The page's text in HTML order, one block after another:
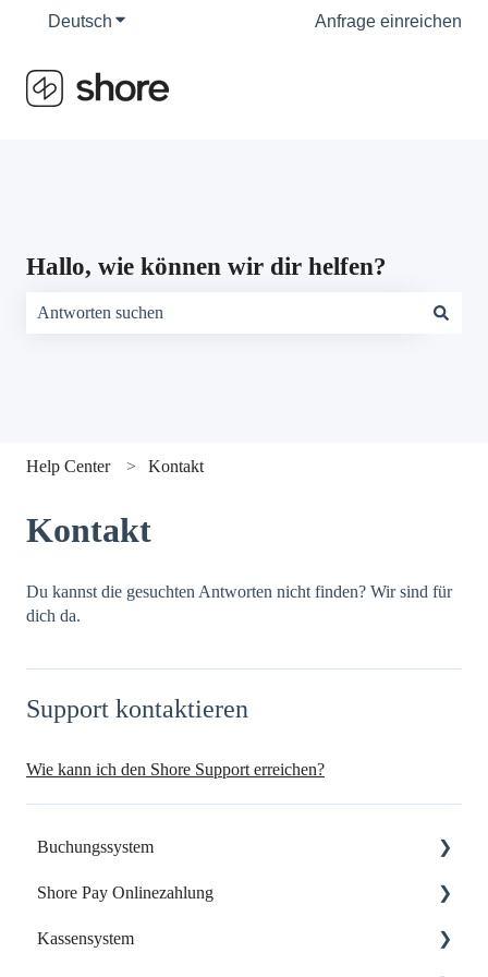
Deutsch Untermenü für Übersetzungen anzeigen
Anfrage einreichen
Hallo, wie können wir dir helfen?
Help Center Kontakt
Kontakt
Du kannst die gesuchten Antworten nicht finden? Wir sind für
dich da.
Support kontaktieren
Wie kann ich den Shore Support erreichen?
Buchungssystem
Dein Start mit Shore
Dein Account & Zugang
Shore Pay Onlinezahlung
Einrichtung & Aktivierung
Kassensystem